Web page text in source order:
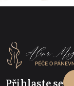
Přihlaste se